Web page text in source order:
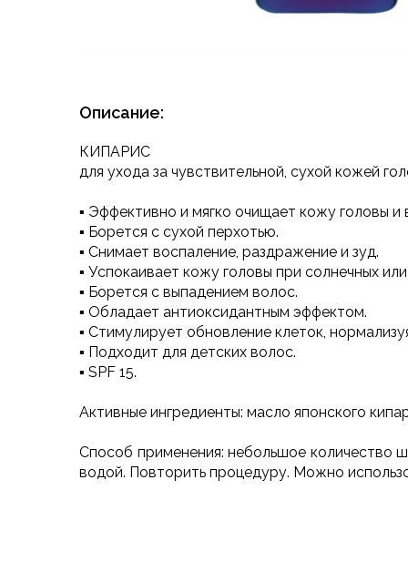
Описание:
КИПАРИС
для ухода за чувствительной, сухой кожей
▪ Эффективно и мягко очищает кожу головы и
▪ Борется с сухой перхотью.
▪ Снимает воспаление, раздражение и зуд.
▪ Успокаивает кожу головы при солнечных
▪ Борется с выпадением волос.
▪ Обладает антиоксидантным эффектом.
▪ Стимулирует обновление клеток,
▪ Подходит для детских волос.
▪ SPF 15.
Активные ингредиенты: масло японского
Способ применения: небольшое количество
водой. Повторить процедуру. Можно